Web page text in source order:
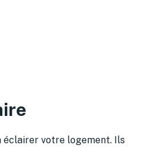
éclairer votre logement. Ils